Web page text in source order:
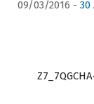
09/03/2016 - 30